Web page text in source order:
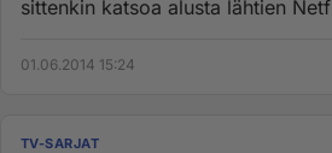
sittenkin katsoa alusta lähtien
01.06.2014 15:24
TV-SARJAT